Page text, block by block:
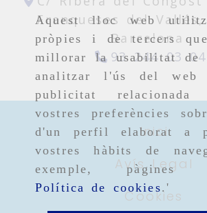
Aquest lloc web
pròpies i de tercers que
millorar la usabilitat de
analitzar l'ús del web
publicitat
vostres preferències
d'un perfil elaborat a
vostres hàbits de
exemple, pàgines
Política de cookies.'
Franqueses del
Barcelona
93 244 03 04
Inici
Avís Legal
Cookies